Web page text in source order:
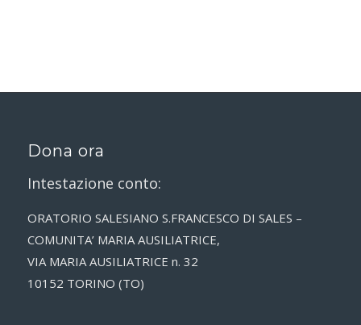
Dona ora
Intestazione conto:
ORATORIO SALESIANO S.FRANCESCO DI SALES –
COMUNITA’ MARIA AUSILIATRICE,
VIA MARIA AUSILIATRICE n. 32
10152 TORINO (TO)